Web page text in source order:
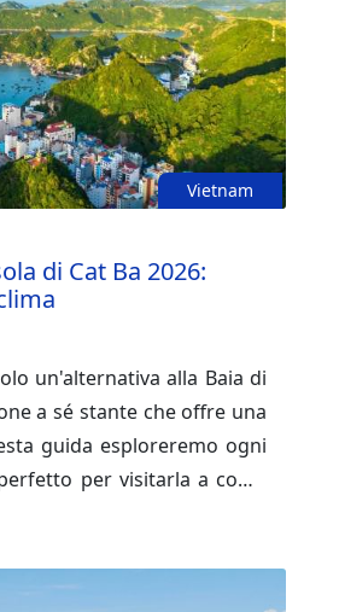
Vietnam
di Cat Ba 2026:
un'alternativa alla Baia di
a sé stante che offre una
guida esploreremo ogni
per visitarla a come